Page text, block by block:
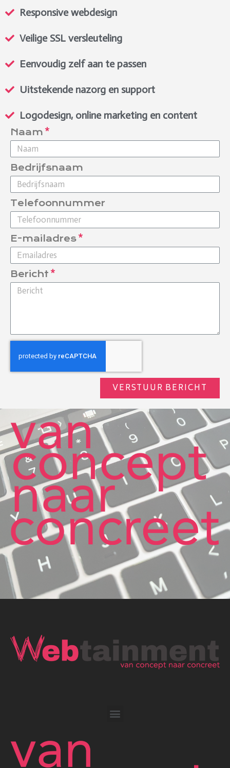
Responsive webdesign
Veilige SSL versleuteling
Eenvoudig zelf aan te passen
Uitstekende nazorg en support
Logodesign, online marketing en content
Naam
Bedrijfsnaam
Telefoonnummer
E-mailadres
Bericht
VERSTUUR BERICHT